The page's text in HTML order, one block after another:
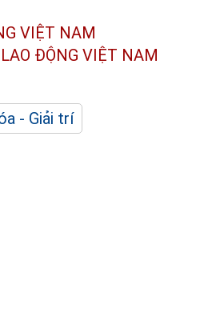
VIỆT NAM
ĐỘNG VIỆT NAM
- Giải trí